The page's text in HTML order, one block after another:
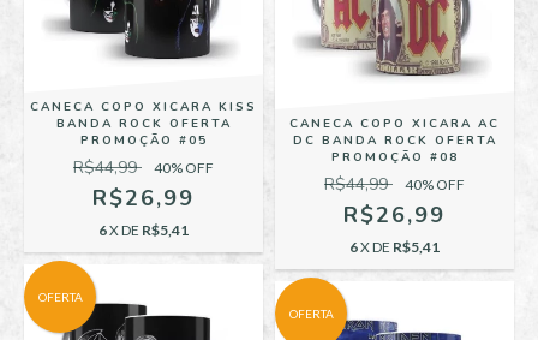
CANECA COPO XICARA KISS
BANDA ROCK OFERTA
PROMOÇÃO #05
R$44,99 40% OFF
R$26,99
6X DE R$5,41
CANECA COPO XICARA AC
DC BANDA ROCK OFERTA
PROMOÇÃO #08
R$44,99 40% OFF
R$26,99
6X DE R$5,41
OFERTA
OFERTA